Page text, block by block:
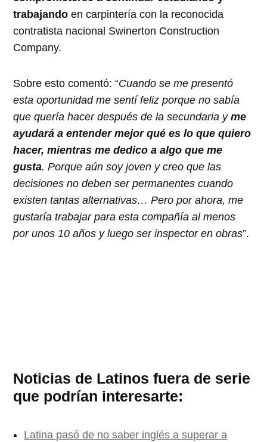
trabajando en carpintería con la reconocida
contratista nacional Swinerton Construction
Company.
Sobre esto comentó: “Cuando se me presentó
esta oportunidad me sentí feliz porque no sabía
que quería hacer después de la secundaria yme
ayudará a entender mejor qué es lo que quiero
hacer, mientras me dedico a algo que me
gusta. Porque aún soy joven y creo que las
decisiones no deben ser permanentes cuando
existen tantas alternativas… Pero por ahora, me
gustaría trabajar para esta compañía al menos
por unos 10 años y luego ser inspector en obras”.
Noticias de Latinos fuera de serie
que podrían interesarte:
Latina pasó de no saber inglés a superar a